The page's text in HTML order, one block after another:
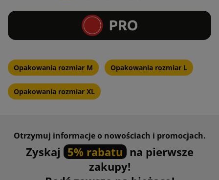
Opakowania rozmiar M Opakowania rozmiar L
Opakowania rozmiar XL
Otrzymuj informacje o nowościach i promocjach.
Zyskaj 5% rabatu na pierwsze
zakupy!